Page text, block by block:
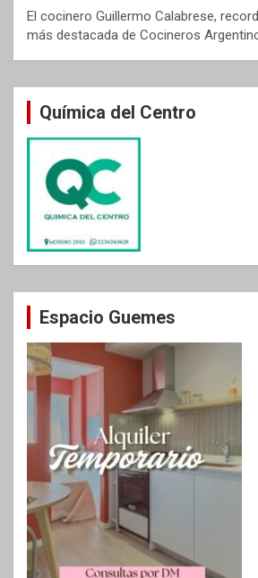
El cocinero Guillermo Calabrese,
más destacada de Cocineros
Química del Centro
Espacio Guemes